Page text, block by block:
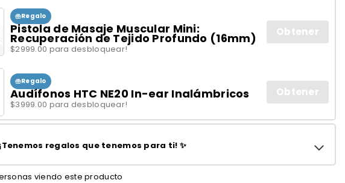
Regalo
Pistola de Masaje Muscular Mini:
Recuperación de Tejido Profundo (16mm)
$2999.00 para desbloquear!
Obtener
Regalo
Audífonos HTC NE20 In-ear Inalámbricos
$3999.00 para desbloquear!
Obtener
regalos que tenemos para ti! ✨
viendo este producto